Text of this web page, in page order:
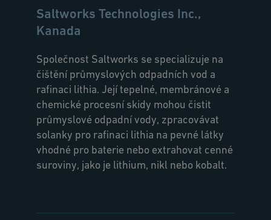
Saltworks Technologies Inc.,
Kanada
Společnost Saltworks se specializuje na
čištění průmyslových odpadních vod a
rafinaci lithia. Její tepelné, membránové a
chemické procesní skidy mohou čistit
průmyslové odpadní vody, zpracovávat
solanky pro rafinaci lithia na pevné látky
vhodné pro baterie nebo extrahovat cenné
suroviny, jako je lithium, nikl nebo kobalt.